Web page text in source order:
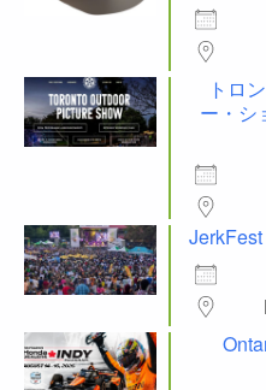
トロ
ー・シ